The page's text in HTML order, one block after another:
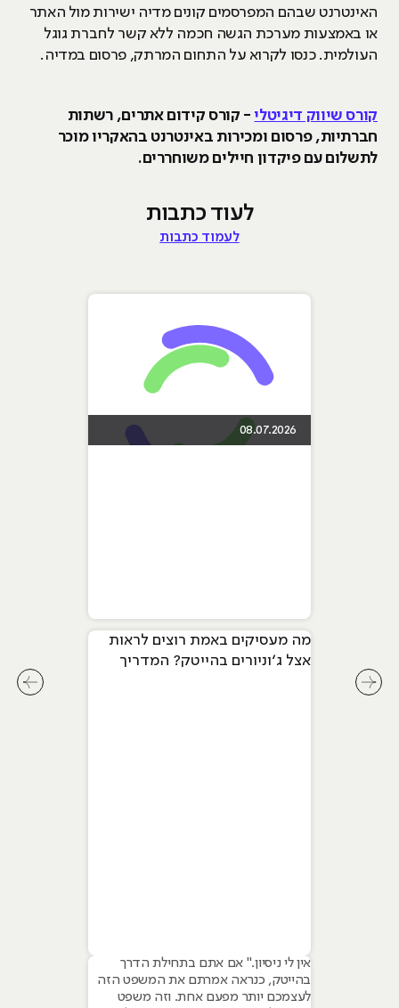
האינטרנט שבהם המפרסמים קונים מדיה ישירות מול האתר
או באמצעות מערכת הגשה חכמה ללא קשר לחברת גוגל
העולמית. כנסו לקרוא על התחום המרתק, פרסום במדיה.
קורס שיווק דיגיטלי - קורס קידום אתרים, רשתות
חברתיות, פרסום ומכירות באינטרנט בהאקריו מוכר
לתשלום עם פיקדון חיילים משוחררים.
לעוד כתבות
לעמוד כתבות
08.07.2026
מה מעסיקים באמת רוצים לראות
אצל ג׳וניורים בהייטק? המדריך
אין לי ניסיון." אם אתם בתחילת הדרך
בהייטק, כנראה אמרתם את המשפט הזה
לעצמכם יותר מפעם אחת. וזה משפט
לחץ לחץ לשיקופית קודמת בסליידר מאמרים